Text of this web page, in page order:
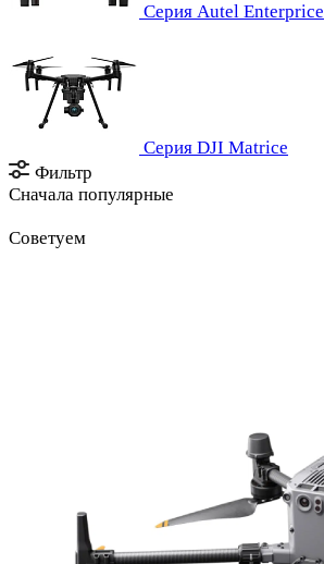
Серия Autel Enterprice
Серия DJI Matrice
Фильтр
Сначала популярные
Советуем